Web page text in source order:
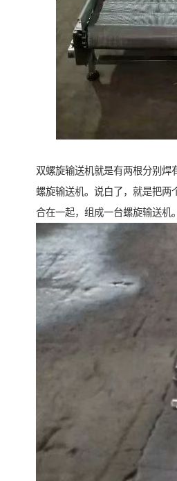
双螺旋输送机就是有两根分别焊
螺旋输送机。说白了，就是把两
合在一起，组成一台螺旋输送机。